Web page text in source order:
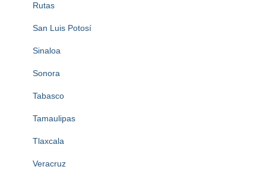
Rutas
San Luis Potosí
Sinaloa
Sonora
Tabasco
Tamaulipas
Tlaxcala
Veracruz